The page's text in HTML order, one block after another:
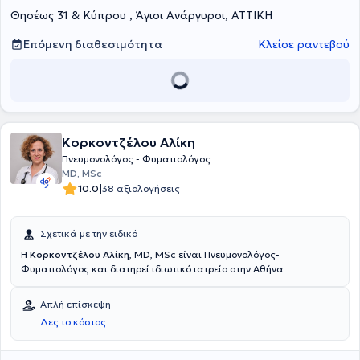
Θησέως 31 & Κύπρου , Άγιοι Ανάργυροι, ΑΤΤΙΚΗ
Επόμενη διαθεσιμότητα
Κλείσε ραντεβού
Κορκοντζέλου Αλίκη
Πνευμονολόγος - Φυματιολόγος
MD, MSc
10.0|38 αξιολογήσεις
Σχετικά με την ειδικό
Η Κορκοντζέλου Αλίκη, MD, MSc είναι Πνευμονολόγος-
Φυματιολόγος και διατηρεί ιδιωτικό ιατρείο στην Αθήνα
Πνευμονολογικής Κλινικής του ΙΑΣΩ. Είναι κάτοχος πτυχίου Ιατρικής
Σχολής του Εθνικού και Καποδιστριακού Πανεπιστημίου Αθηνών
(ΕΚΠΑ) και μεταπτυχιακού τίτλου σπουδών Βιοϊατρικής του
Πανεπιστημίου Lancaster του Ηνωμένου Βασιλείου. Ειδικεύτηκε στην
Απλή επίσκεψη
Δες το κόστος